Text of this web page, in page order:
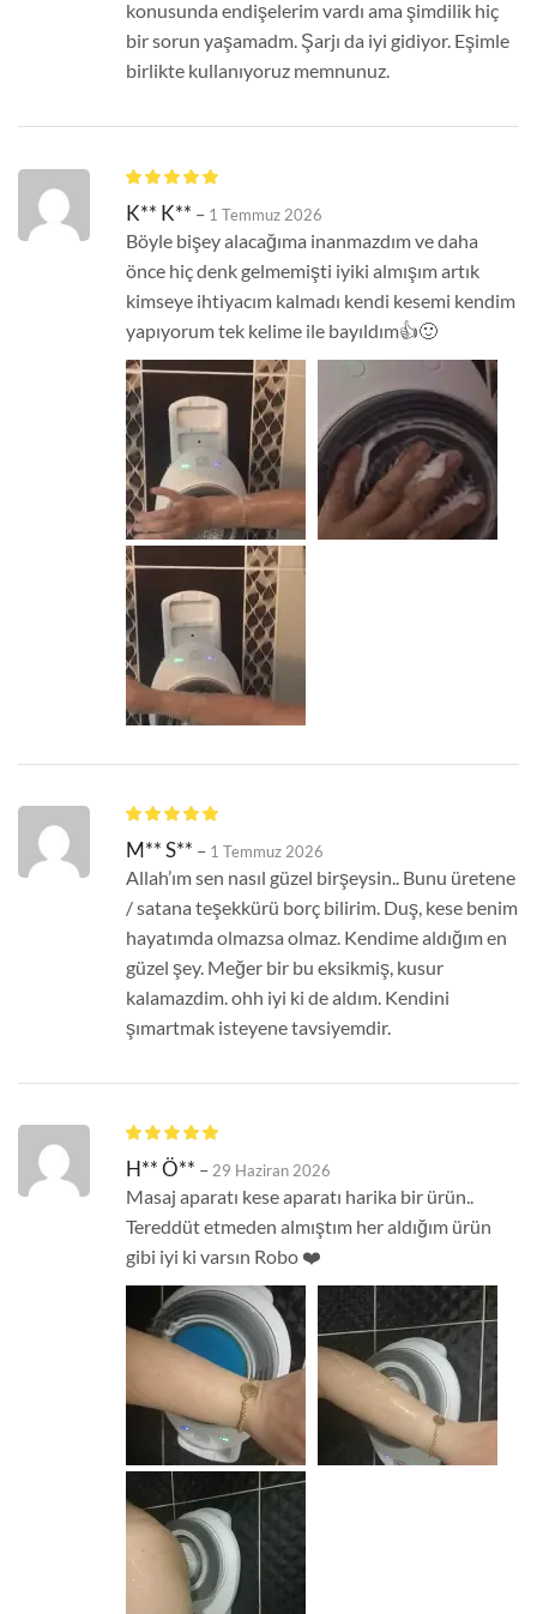
konusunda endişelerim vardı ama şimdilik hiç
bir sorun yaşamadm. Şarjı da iyi gidiyor. Eşimle
birlikte kullanıyoruz memnunuz.
K** K** – 1 Temmuz 2026
Böyle bişey alacağıma inanmazdım ve daha
önce hiç denk gelmemişti iyiki almışım artık
kimseye ihtiyacım kalmadı kendi kesemi kendim
yapıyorum tek kelime ile bayıldım👍🙂
M** S** – 1 Temmuz 2026
Allah’ım sen nasıl güzel birşeysin.. Bunu üretene
/ satana teşekkürü borç bilirim. Duş, kese benim
hayatımda olmazsa olmaz. Kendime aldığım en
güzel şey. Meğer bir bu eksikmiş, kusur
kalamazdim. ohh iyi ki de aldım. Kendini
şımartmak isteyene tavsiyemdir.
H** Ö** –29 Haziran 2026
Masaj aparatı kese aparatı harika bir ürün..
Tereddüt etmeden almıştım her aldığım ürün
gibi iyi ki varsın Robo ❤️